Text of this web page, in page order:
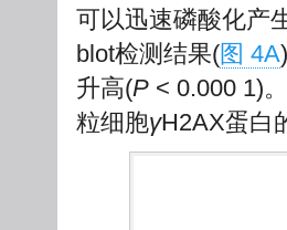
可以迅速磷酸化产
blot检测结果(图 4A
升高(P < 0.000 1)
粒细胞γH2AX蛋白